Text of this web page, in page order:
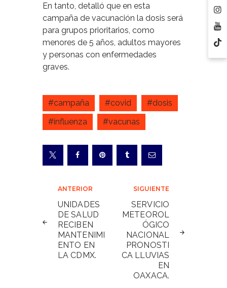
En tanto, detalló que en esta
campaña de vacunación la dosis será
para grupos prioritarios, como
menores de 5 años, adultos mayores
y personas con enfermedades
graves.
#campaña #covid
#dosis
#influenza
#vacunas
Navegación
de
entradas
ANTERIOR
UNIDADES
DE SALUD
RECIBEN
MANTENIMI
ENTO EN
LA CDMX.
SIGUIENTE
SERVICIO
METEOROL
ÓGICO
NACIONAL
PRONOSTI
CA LLUVIAS
EN
OAXACA.